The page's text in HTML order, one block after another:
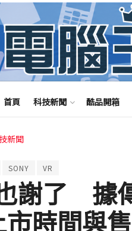
首頁 科技新聞 酷品開箱
新聞
SONY VR
謝了 據
市時間與